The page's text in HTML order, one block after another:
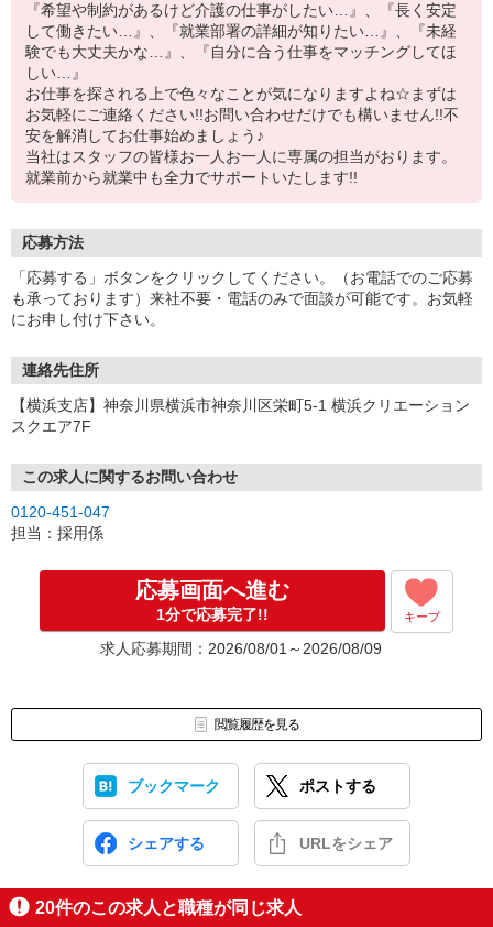
『希望や制約があるけど介護の仕事がしたい…』、『長く安定
して働きたい…』、『就業部署の詳細が知りたい…』、『未経
験でも大丈夫かな…』、『自分に合う仕事をマッチングしてほ
しい…』
お仕事を探される上で色々なことが気になりますよね☆まずは
お気軽にご連絡ください!!お問い合わせだけでも構いません!!不
安を解消してお仕事始めましょう♪
当社はスタッフの皆様お一人お一人に専属の担当がおります。
就業前から就業中も全力でサポートいたします!!
応募方法
「応募する」ボタンをクリックしてください。（お電話でのご応募
も承っております）来社不要・電話のみで面談が可能です。お気軽
にお申し付け下さい。
連絡先住所
【横浜支店】神奈川県横浜市神奈川区栄町5-1 横浜クリエーション
スクエア7F
この求人に関するお問い合わせ
0120-451-047
担当：採用係
応募画面へ進む
1分で応募完了!! キープ
求人応募期間：2026/08/01～2026/08/09
閲覧履歴を見る
ブックマーク ポストする
シェアする URLをシェア
20件のこの求人と職種が同じ求人